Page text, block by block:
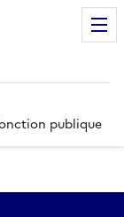
publique